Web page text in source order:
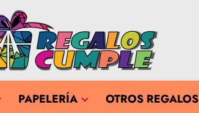
PAPELERÍA OTROS REGALOS